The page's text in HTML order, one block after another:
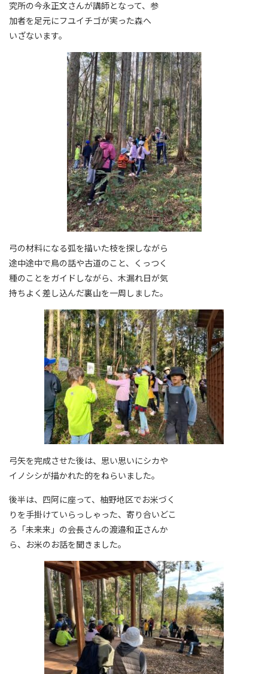
究所の今永正文さんが講師となって、参
加者を足元にフユイチゴが実った森へ
いざないます。
弓の材料になる弧を描いた枝を探しながら
途中途中で鳥の話や古道のこと、くっつく
種のことをガイドしながら、木漏れ日が気
持ちよく差し込んだ裏山を一周しました。
弓矢を完成させた後は、思い思いにシカや
イノシシが描かれた的をねらいました。
後半は、四阿に座って、柚野地区でお米づく
りを手掛けていらっしゃった、寄り合いどこ
ろ「未来来」の会長さんの渡邉和正さんか
ら、お米のお話を聞きました。